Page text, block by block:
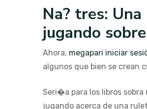
Na? tres:
jugando
Ahora, megapari iniciar
algunos que bien se crean
Seri�a para los libros
jugando acerca de una